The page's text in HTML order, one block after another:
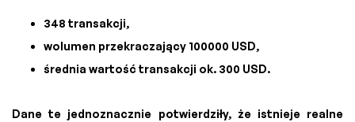
348 transakcji,
wolumen przekraczający 100000 USD,
średnia wartość transakcji ok. 300 USD.
Dane te jednoznacznie potwierdziły, że istnieje realne